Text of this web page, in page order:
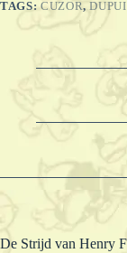
TAGS: CUZOR,
De Strijd van Henry